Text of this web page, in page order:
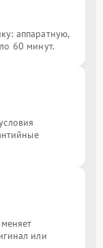
аппаратную,
60 минут.
или